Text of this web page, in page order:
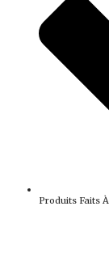
Produits Faits